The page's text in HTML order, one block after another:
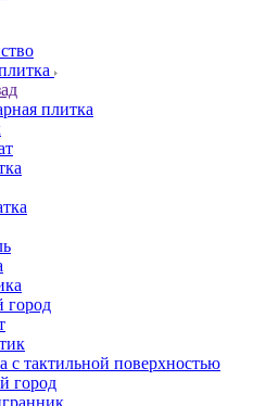
плитка
город
с тактильной поверхностью
город